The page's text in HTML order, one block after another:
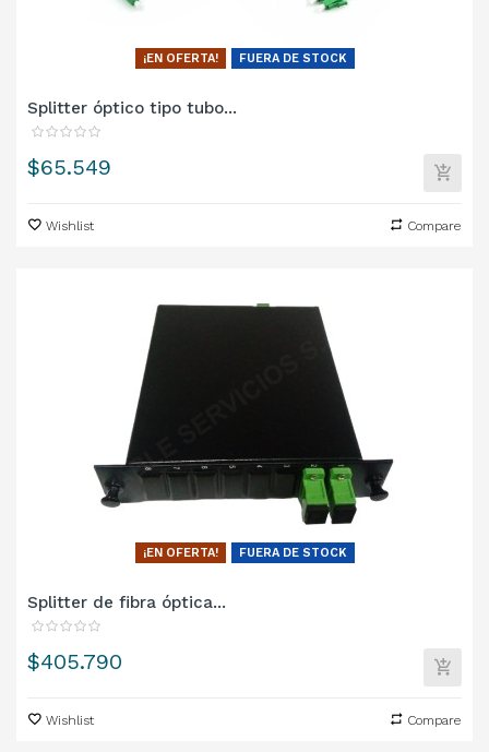
¡EN OFERTA! FUERA DE STOCK
Splitter óptico tipo tubo...
Precio
$65.549
Wishlist Compare
¡EN OFERTA! FUERA DE STOCK
Splitter de fibra óptica...
Precio
$405.790
Wishlist Compare